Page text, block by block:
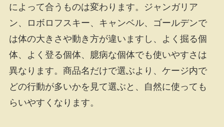
によって合うものは変わります。ジャンガリア
ン、ロボロフスキー、キャンベル、ゴールデンで
は体の大きさや動き方が違いますし、よく掘る個
体、よく登る個体、臆病な個体でも使いやすさは
異なります。商品名だけで選ぶより、ケージ内で
どの行動が多いかを見て選ぶと、自然に使っても
らいやすくなります。